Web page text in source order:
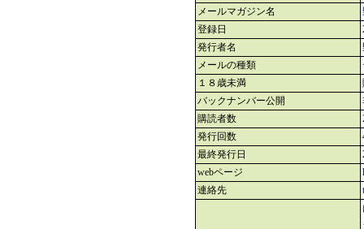
メールマガジン名
登録日
発行者名
メールの種類
１８歳未満
バックナンバー公開
購読者数
発行回数
最終発行日
webページ
連絡先